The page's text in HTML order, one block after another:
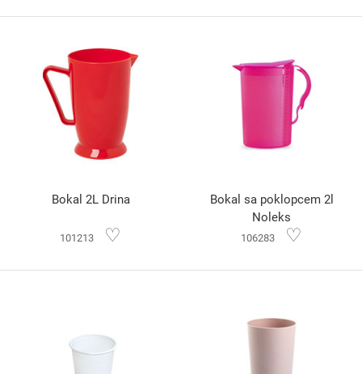
Bokal 2L Drina
101213 ♡
Bokal sa poklopcem 2l
Noleks
106283 ♡